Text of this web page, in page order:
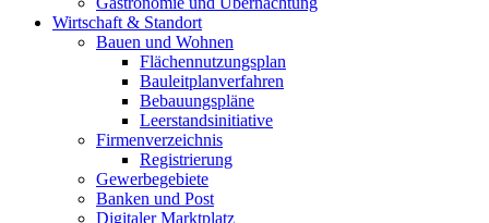
Wirtschaft & Standort
Bauen und Wohnen
Flächennutzungsplan
Bauleitplanverfahren
Bebauungspläne
Leerstandsinitiative
Firmenverzeichnis
Registrierung
Gewerbegebiete
Banken und Post
Digitaler Marktplatz